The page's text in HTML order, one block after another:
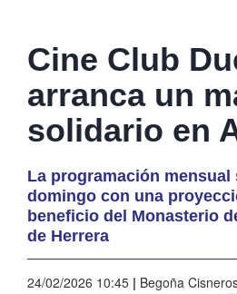
Cine Club
arranca un
solidario en
La programación mensual
domingo con una
beneficio del Monasterio
de Herrera
24/02/2026 10:45 | Begoña